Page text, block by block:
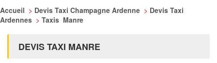
Accueil > Devis Taxi Champagne Ardenne > Devis Taxi
Ardennes > Taxis Manre
DEVIS TAXI MANRE